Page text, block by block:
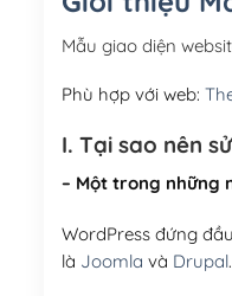
Mẫu giao diện
Phù hợp với web:
I. Tại sao nên
– Một trong những
WordPress đứng
là Joomla và Drupal.